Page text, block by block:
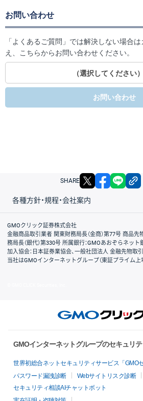
お問い合わせ
「よくあるご質問」では解決しない場合
え、こちらからお問い合わせください。
（選択してください）
お問い合わせ
SHARE X
各種方針・規程・会社案内
取引規程・約款
サイトマップ
その他のご案内
個人情報保護方針
最良執行方針
サイトのご利用について
ディスクレイマー
信託保全
リスク説明
会社案内
GMOクリック証券株式会社
金融商品取引業者 関東財務局長（金商）第77号 商品
務局長（銀代）第330号 所属銀行：GMOあおぞらネッ
加入協会：日本証券業協会、一般社団法人 金融先物取
当社はGMOインターネットグループ（東証プライム上
GMOインターネットグループのセキュリ
世界初総合ネットセキュリティサービス「GMO
パスワード漏洩診断
Webサイトリスク診断
セキュリティ相談AIチャットボット